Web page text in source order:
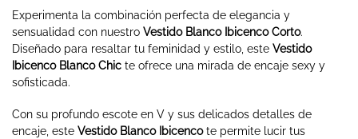
Experimenta la combinación perfecta de elegancia y
sensualidad con nuestro Vestido Blanco Ibicenco Corto.
Diseñado para resaltar tu feminidad y estilo, este Vestido
Ibicenco Blanco Chic te ofrece una mirada de encaje sexy y
sofisticada.
Con su profundo escote en V y sus delicados detalles de
encaje, este Vestido Blanco Ibicencote permite lucir tus